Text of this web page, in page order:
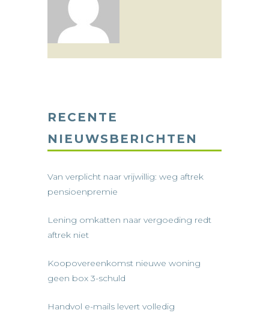
RECENTE
NIEUWSBERICHTEN
Van verplicht naar vrijwillig: weg aftrek
pensioenpremie
Lening omkatten naar vergoeding redt
aftrek niet
Koopovereenkomst nieuwe woning
geen box 3-schuld
Handvol e-mails levert volledig